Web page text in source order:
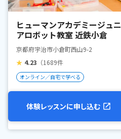
ヒューマンアカデミージュニ
アロボット教室 近鉄小倉
京都府宇治市小倉町西山9-2
★ 4.23 （1689件
オンライン／自宅で学べる
体験レッスンに申し込む